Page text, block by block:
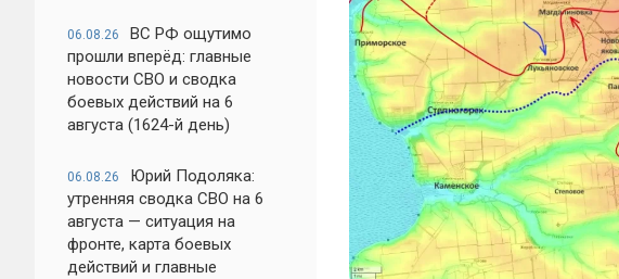
06.08.26
ВС РФ ощутимо
прошли вперёд: главные
новости СВО и сводка
боевых действий на 6
августа (1624-й день)
06.08.26
Юрий Подоляка:
утренняя сводка СВО на 6
августа — ситуация на
фронте, карта боевых
действий и главные